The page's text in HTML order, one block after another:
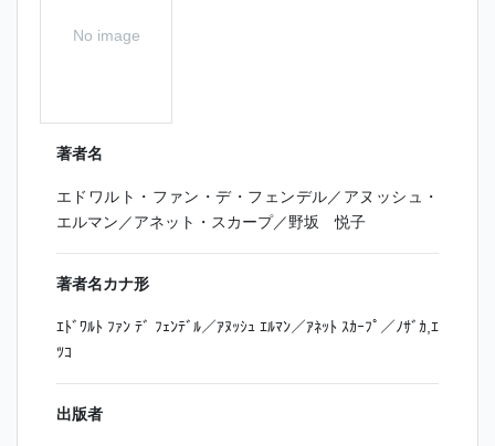
No image
著者名
エドワルト・ファン・デ・フェンデル／アヌッシュ・
エルマン／アネット・スカープ／野坂 悦子
著者名カナ形
ｴﾄﾞﾜﾙﾄ ﾌｧﾝ ﾃﾞ ﾌｪﾝﾃﾞﾙ／ｱﾇｯｼｭ ｴﾙﾏﾝ／ｱﾈｯﾄ ｽｶｰﾌﾟ／ﾉｻﾞｶ,ｴ
ﾂｺ
出版者